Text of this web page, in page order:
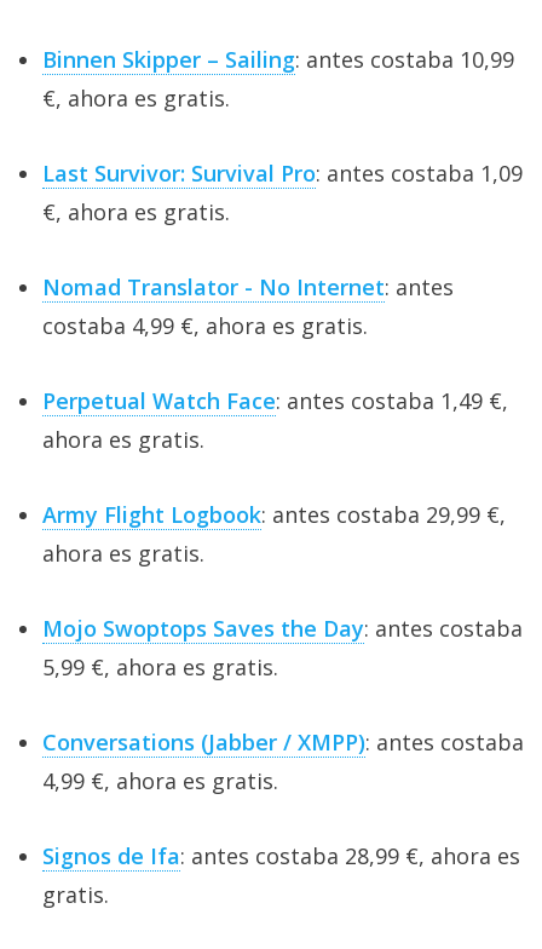
Binnen Skipper – Sailing: antes costaba 10,99
€, ahora es gratis.
Last Survivor: Survival Pro: antes costaba 1,09
€, ahora es gratis.
Nomad Translator - No Internet: antes
costaba 4,99 €, ahora es gratis.
Perpetual Watch Face: antes costaba 1,49 €,
ahora es gratis.
Army Flight Logbook: antes costaba 29,99 €,
ahora es gratis.
Mojo Swoptops Saves the Day: antes costaba
5,99 €, ahora es gratis.
Conversations (Jabber / XMPP): antes costaba
4,99 €, ahora es gratis.
Signos de Ifa: antes costaba 28,99 €, ahora es
gratis.